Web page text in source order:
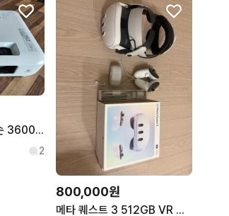
(실사용 45시간) 엡손 3600안시 EB-E10 빔프로젝터
2
800,000원
메타 퀘스트 3 512GB VR 기기